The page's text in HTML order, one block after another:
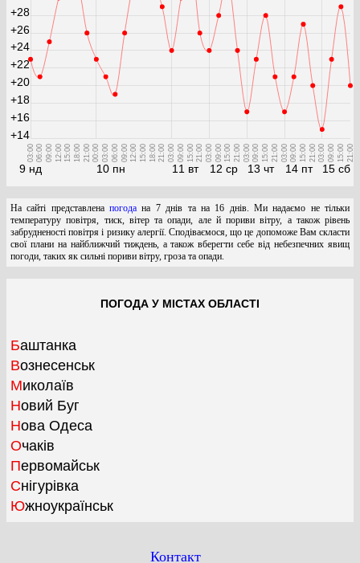
9 нд
03:0006:00 09:00 12:0015:00 18:00 21:00
10 пн
00:00 03:00 06:00 09:0012:00 15:00 18:0021:00
11 вт
03:00 09:00 15:0021:00
12 ср
03:00 09:0015:00 21:00
13 чт
03:0009:00 15:00 21:00
14 пт
03:0009:00 15:00 21:00
15 сб
03:00 09:00 15:00 21:00
+14
+16
+18
+20
+22
+24
+26
+28
На сайті представленапогода на 7 днів та на 16 днів. Ми надаємо не тільки
температуру повітря, тиск, вітер та опади, але й пориви вітру, а також рівень
забрудненості повітря і ризику алергії. Сподіваємося, що це допоможе Вам скласти
свої плани на найближчий тиждень, а також вберегти себе від небезпечних явищ
погоди, таких як сильні пориви вітру, гроза та опади.
ПОГОДА У МІСТАХ ОБЛАСТІ
Баштанка
Вознесенськ
Миколаїв
Новий Буг
Нова Одеса
Очаків
Первомайськ
Снігурівка
Южноукраїнськ
Контакт